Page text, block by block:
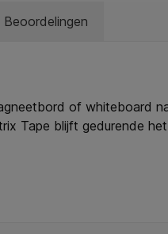
Beoordelingen
of whiteboard
Tape blijft gedurende